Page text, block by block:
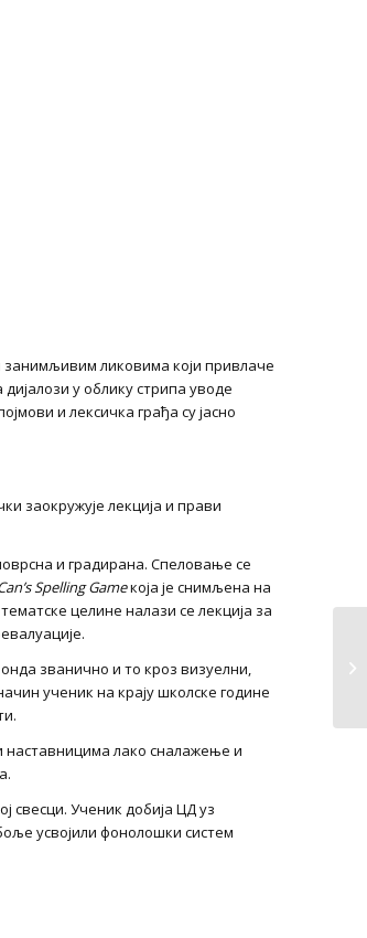
ликовима који привлаче
у облику стрипа уводе
и лексичка грађа су јасно
заокружује лекција и прави
и градирана. Спеловање се
’sSpelling Gameкоја је снимљена на
целине налази се лекција за
званично и то кроз визуелни,
ученик на крају школске године
наставницима лако сналажење и
свесци. Ученик добија ЦД уз
усвојили фонолошки систем